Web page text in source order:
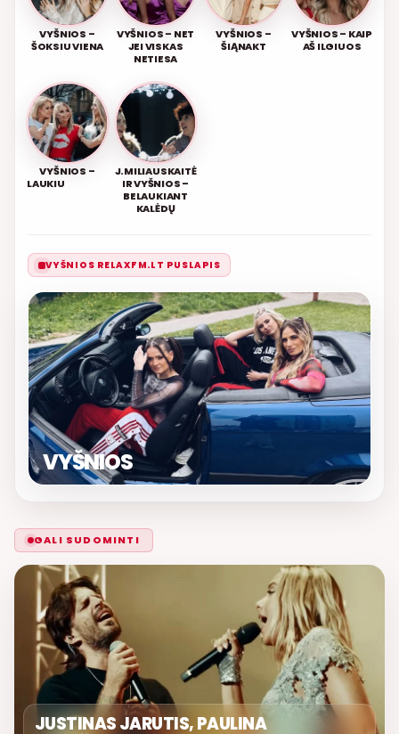
VYŠNIOS –
ŠOKSIU VIENA
VYŠNIOS – NET
JEI VISKAS
NETIESA
VYŠNIOS –
ŠIĄNAKT
VYŠNIOS – KAIP
AŠ ILGIUOS
VYŠNIOS –
LAUKIU
J.MILIAUSKAITĖ
IR VYŠNIOS –
BELAUKIANT
KALĖDŲ
VYŠNIOS RELAXFM.LT PUSLAPIS
VYŠNIOS
GALI SUDOMINTI
JUSTINAS JARUTIS, PAULINA